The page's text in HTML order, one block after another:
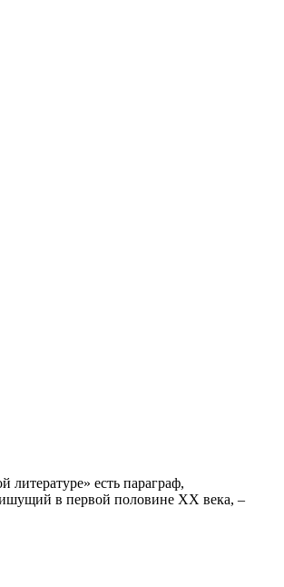
есть параграф,
в первой половине ХХ века, –